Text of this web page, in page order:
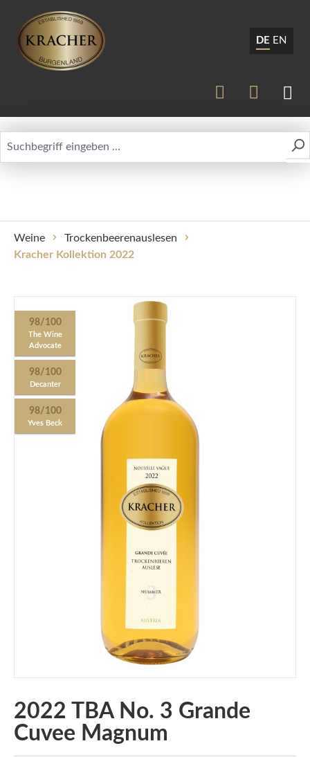
DE EN
Weine
Trockenbeerenauslesen
Kracher Kollektion 2022
Bildergalerie überspringen
98/100
The Wine
Advocate
98/100
Decanter
98/100
Yves Beck
2022 TBA No. 3 Grande
Cuvee Magnum